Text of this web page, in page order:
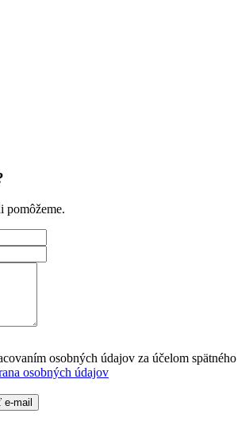
pomôžeme.
osobných údajov za účelom spätného
osobných údajov
mail